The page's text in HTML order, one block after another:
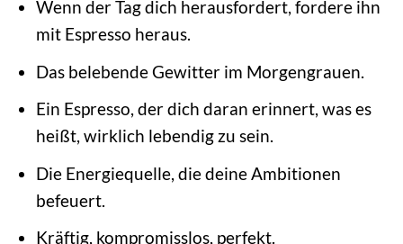
Wenn der Tag dich herausfordert, fordere ihn
mit Espresso heraus.
Das belebende Gewitter im Morgengrauen.
Ein Espresso, der dich daran erinnert, was es
heißt, wirklich lebendig zu sein.
Die Energiequelle, die deine Ambitionen
befeuert.
Kräftig, kompromisslos, perfekt.